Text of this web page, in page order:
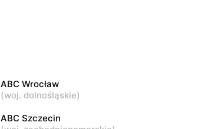
ABC
Warszawa, ul. Jana Kochanowskiego 39
ABC Wrocław
(woj. dolnośląskie)
ABC Szczecin